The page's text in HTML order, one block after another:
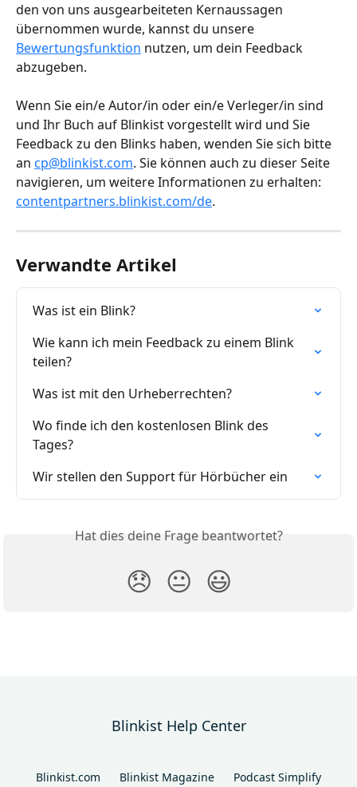
den von uns ausgearbeiteten Kernaussagen
übernommen wurde, kannst du unsere
Bewertungsfunktion nutzen, um dein Feedback
abzugeben.
Wenn Sie ein/e Autor/in oder ein/e Verleger/in sind
und Ihr Buch auf Blinkist vorgestellt wird und Sie
Feedback zu den Blinks haben, wenden Sie sich bitte
an cp@blinkist.com. Sie können auch zu dieser Seite
navigieren, um weitere Informationen zu erhalten:
contentpartners.blinkist.com/de.
Verwandte Artikel
Was ist ein Blink?
Wie kann ich mein Feedback zu einem Blink
teilen?
Was ist mit den Urheberrechten?
Wo finde ich den kostenlosen Blink des
Tages?
Wir stellen den Support für Hörbücher ein
Hat dies deine Frage beantwortet?
😞 😐 😃
Blinkist Help Center
Blinkist.com Blinkist Magazine Podcast Simplify